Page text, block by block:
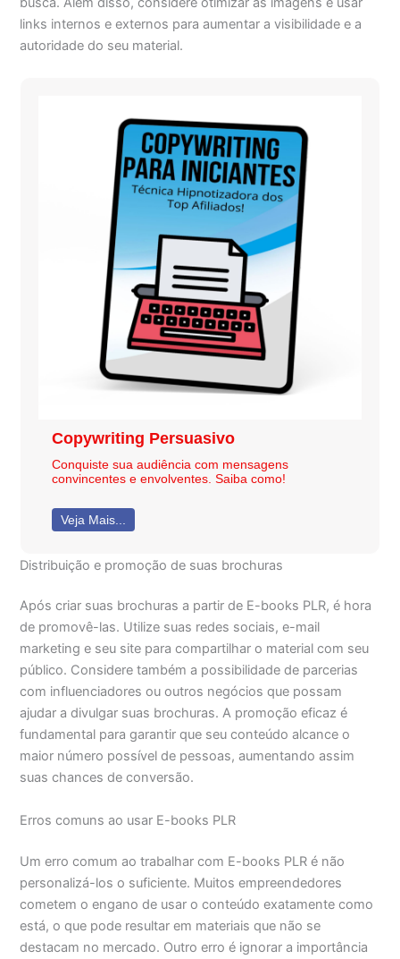
links internos e externos para aumentar a visibilidade e a
autoridade do seu material.
Copywriting Persuasivo
Conquiste sua audiência com mensagens
convincentes e envolventes. Saiba como!
Veja Mais...
Distribuição e promoção de suas brochuras
Após criar suas brochuras a partir de E-books PLR, é hora
de promovê-las. Utilize suas redes sociais, e-mail
marketing e seu site para compartilhar o material com seu
público. Considere também a possibilidade de parcerias
com influenciadores ou outros negócios que possam
ajudar a divulgar suas brochuras. A promoção eficaz é
fundamental para garantir que seu conteúdo alcance o
maior número possível de pessoas, aumentando assim
suas chances de conversão.
Erros comuns ao usar E-books PLR
Um erro comum ao trabalhar com E-books PLR é não
personalizá-los o suficiente. Muitos empreendedores
cometem o engano de usar o conteúdo exatamente como
está, o que pode resultar em materiais que não se
destacam no mercado. Outro erro é ignorar a importância